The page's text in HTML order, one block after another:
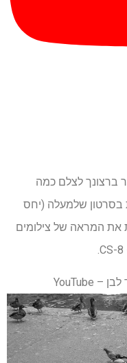
ברצונך לצלם כמה
בסרטון שלמעלה (יחס
אוהבת את המראה של צילומים